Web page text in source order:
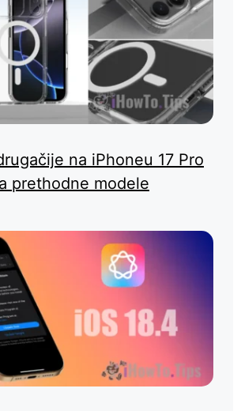
na iPhoneu 17 Pro
prethodne modele